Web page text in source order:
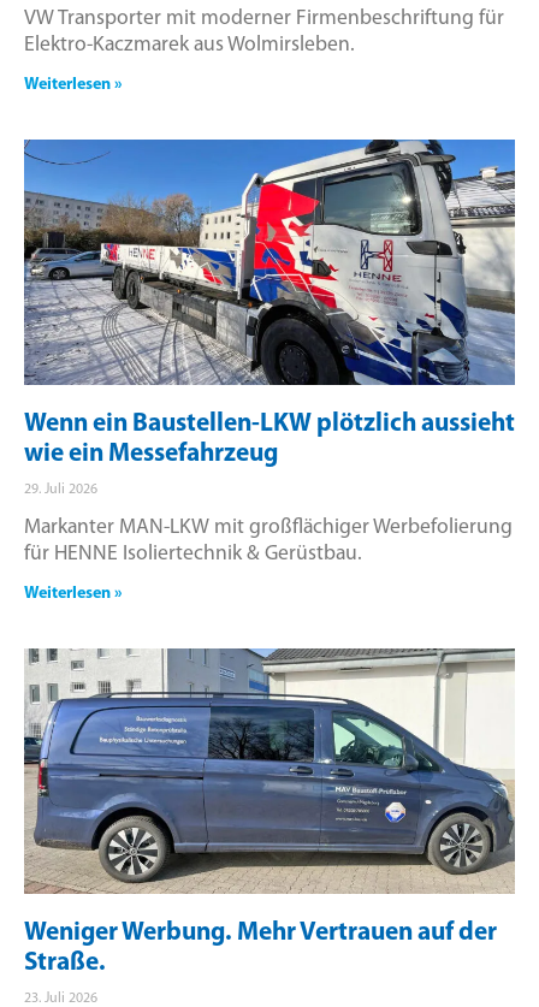
VW Transporter mit moderner Firmenbeschriftung für
Elektro-Kaczmarek aus Wolmirsleben.
Weiterlesen »
Wenn ein Baustellen-LKW plötzlich aussieht
wie ein Messefahrzeug
29. Juli 2026
Markanter MAN-LKW mit großflächiger Werbefolierung
für HENNE Isoliertechnik & Gerüstbau.
Weiterlesen »
Weniger Werbung. Mehr Vertrauen auf der
Straße.
23. Juli 2026